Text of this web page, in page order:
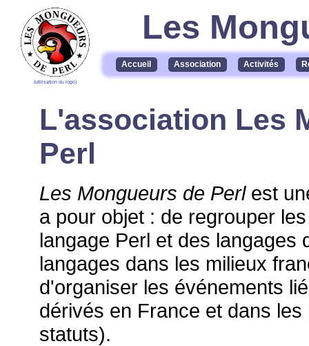
(utilisation du logo)
Les
Accueil Association Activités
L'association Les
Perl
Les Mongueurs de Perlest
a pour objet : de regrouper
langage Perl et des langages
langages dans les milieux
d'organiser les événements
dérivés en France et dans
statuts).